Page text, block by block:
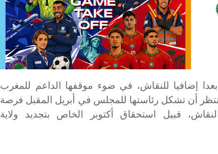
إضافيا للنقاش، في ضوء موقفها الداعم للمغرب
ينتظر أن تشكل رئاستها للمجلس في أبريل المقبل فرصة
قبيل استحقاق أكتوبر الخاص بتجديد ولاية